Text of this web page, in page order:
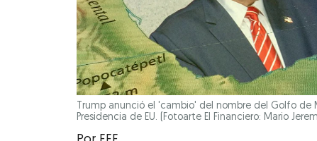
Trump anunció el 'cambio' del nombre del Golfo
Presidencia de EU. (Fotoarte El Financiero: Mario